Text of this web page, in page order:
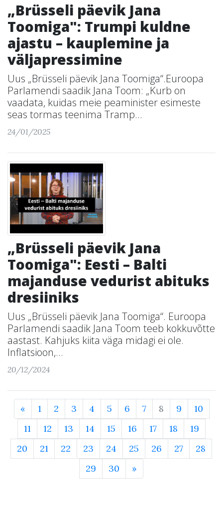
„Brüsseli päevik Jana
Toomiga": Trumpi kuldne
ajastu – kauplemine ja
väljapressimine
Uus „Brüsseli päevik Jana Toomiga“.Euroopa
Parlamendi saadik Jana Toom: „Kurb on
vaadata, kuidas meie peaminister esimeste
seas tormas teenima Tramp...
24/01/2025
„Brüsseli päevik Jana
Toomiga": Eesti – Balti
majanduse vedurist abituks
dresiiniks
Uus „Brüsseli päevik Jana Toomiga“. Euroopa
Parlamendi saadik Jana Toom teeb kokkuvõtte
aastast. Kahjuks kiita väga midagi ei ole.
Inflatsioon,...
20/12/2024
« 1 2 3 4 5 6 7 8 9
10
11
12 13 14 15 16 17 18
19
20
21 22 23 24 25 26 27
28
29
30 »